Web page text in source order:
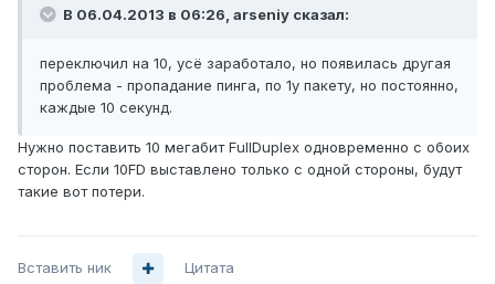
В 06.04.2013 в 06:26, arseniy сказал:
переключил на 10, усё заработало, но появилась другая
проблема - пропадание пинга, по 1у пакету, но постоянно,
каждые 10 секунд.
Нужно поставить 10 мегабит FullDuplex одновременно с обоих
сторон. Если 10FD выставлено только с одной стороны, будут
такие вот потери.
Вставить ник Цитата